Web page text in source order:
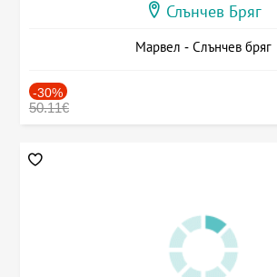
Слънчев Бряг
Марвел - Слънчев бряг
-30%
50.11€